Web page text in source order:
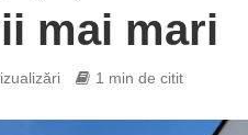
mai mari
1 min de citit